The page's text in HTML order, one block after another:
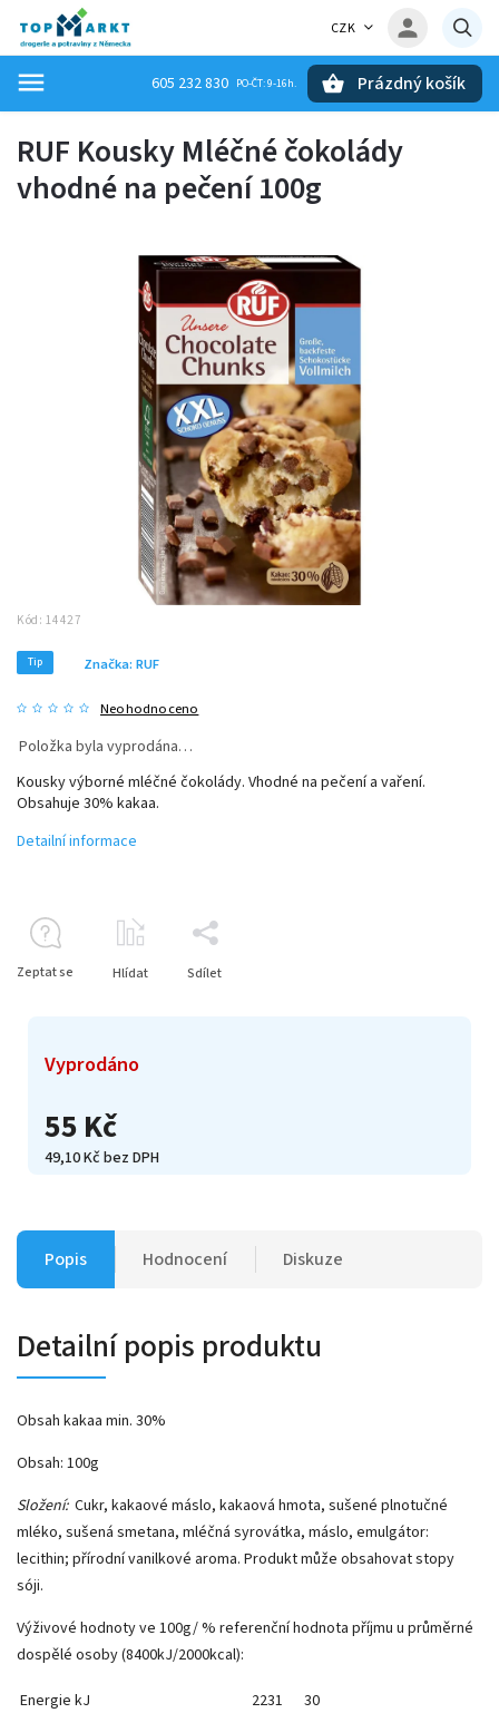
CZK
605 232 830 Prázdný košík
RUF Kousky Mléčné čokolády
vhodné na pečení 100g
Kód: 14427
Tip
Neohodnoceno
Značka: RUF
55 Kč
49,10 Kč bez DPH
Vyprodáno
Položka byla vyprodána…
Kousky výborné mléčné čokolády. Vhodné na pečení a vaření.
Obsahuje 30% kakaa.
Detailní informace
Zeptat se Hlídat Sdílet
Popis Hodnocení Diskuze
Detailní popis produktu
Obsah kakaa min. 30%
Obsah: 100g
Složení:Cukr, kakaové máslo, kakaová hmota, sušené plnotučné
mléko, sušená smetana, mléčná syrovátka, máslo, emulgátor:
lecithin; přírodní vanilkové aroma. Produkt může obsahovat stopy
sóji.
Výživové hodnoty ve 100g/ % referenční hodnota příjmu u průměrné
dospělé osoby (8400kJ/2000kcal):
Energie kJ 2231
30